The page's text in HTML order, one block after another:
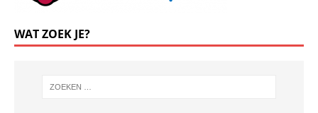
WAT ZOEK JE?